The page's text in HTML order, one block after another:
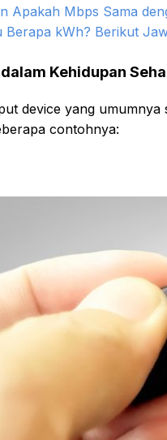
Apakah Mbps Sama
Berapa kWh? Berikut
Kehidupan
device yang
contohnya: